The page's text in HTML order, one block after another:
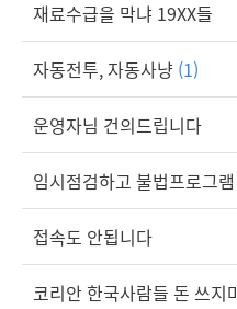
재료수급을 막냐 19XX들
자동전투, 자동사냥 (1)
운영자님 건의드립니다
임시점검하고 불법프로그
접속도 안됩니다
코리안 한국사람들 돈 쓰